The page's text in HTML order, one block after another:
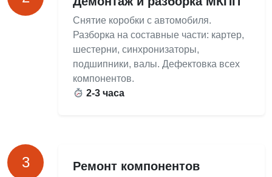
Снятие коробки с автомобиля.
Разборка на составные части: картер,
шестерни, синхронизаторы,
подшипники, валы. Дефектовка всех
компонентов.
2-3 часа
3 Ремонт компонентов